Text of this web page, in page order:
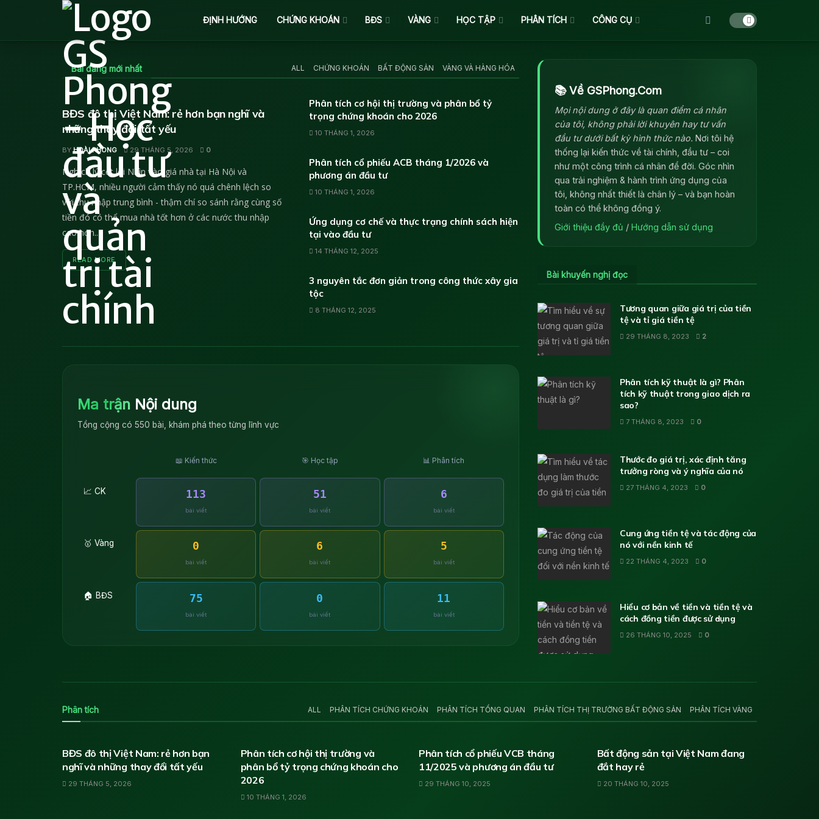
ĐỊNH HƯỚNG CHỨNG KHOÁN BĐS VÀNG HỌC TẬP PHÂN TÍCH CÔNG CỤ
Bài đăng mới nhất ALL CHỨNG KHOÁN BẤT ĐỘNG SẢN VÀNG VÀ HÀNG HÓA
PHÂN TÍCH THỊ TRƯỜNG BẤT ĐỘNG SẢN
BĐS đô thị Việt Nam: rẻ hơn bạn nghĩ và
những thay đổi tất yếu
BY HOÀI PHONG 29 THÁNG 5, 2026 0
Nghịch lý cốt lõi Nhìn vào giá nhà tại Hà Nội và
TP.HCM, nhiều người cảm thấy nó quá chênh lệch so
với thu nhập trung bình - thậm chí so sánh rằng cùng số
tiền đó có thể mua nhà tốt hơn ở các nước thu nhập
cao hơn...
READ MORE DETAILS
Phân tích cơ hội thị trường và phân bổ tỷ
trọng chứng khoán cho 2026
10 THÁNG 1, 2026
Phân tích cổ phiếu ACB tháng 1/2026 và
phương án đầu tư
10 THÁNG 1, 2026
Ứng dụng cơ chế và thực trạng chính sách hiện
tại vào đầu tư
14 THÁNG 12, 2025
3 nguyên tắc đơn giản trong công thức xây gia
tộc
8 THÁNG 12, 2025
Ma trận Nội dung
Tổng cộng có 550 bài, khám phá theo từng lĩnh vực
📖 Kiến thức 🎯 Học tập 📊 Phân tích
📈 CK 113
bài viết
51
bài viết
6
bài viết
🥇 Vàng 0
bài viết
6
bài viết
5
bài viết
🏠 BĐS 75
bài viết
0
bài viết
11
bài viết
📚 Về GSPhong.Com
Mọi nội dung ở đây là quan điểm cá nhân
của tôi, không phải lời khuyên hay tư vấn
đầu tư dưới bất kỳ hình thức nào. Nơi tôi hệ
thống lại kiến thức về tài chính, đầu tư – coi
như một công trình cá nhân để đời. Góc nhìn
qua trải nghiệm & hành trình ứng dụng của
tôi, không nhất thiết là chân lý – và bạn hoàn
toàn có thể không đồng ý.
Giới thiệu đầy đủ / Hướng dẫn sử dụng
Bài khuyến nghị đọc
Tương quan giữa giá trị của tiền
tệ và tỉ giá tiền tệ
29 THÁNG 8, 2023 2
Phân tích kỹ thuật là gì? Phân
tích kỹ thuật trong giao dịch ra
sao?
7 THÁNG 8, 2023 0
Thước đo giá trị, xác định tăng
trưởng ròng và ý nghĩa của nó
27 THÁNG 4, 2023 0
Cung ứng tiền tệ và tác động của
nó với nền kinh tế
22 THÁNG 4, 2023 0
Hiểu cơ bản về tiền và tiền tệ và
cách đồng tiền được sử dụng
26 THÁNG 10, 2025 0
Phân tích ALL PHÂN TÍCH CHỨNG KHOÁN PHÂN TÍCH TỔNG QUAN PHÂN TÍCH THỊ TRƯỜNG BẤT ĐỘNG SẢN PHÂN TÍCH VÀNG
BĐS đô thị Việt Nam: rẻ hơn bạn
nghĩ và những thay đổi tất yếu
29 THÁNG 5, 2026
Phân tích cơ hội thị trường và
phân bổ tỷ trọng chứng khoán cho
2026
10 THÁNG 1, 2026
Phân tích cổ phiếu VCB tháng
11/2025 và phương án đầu tư
29 THÁNG 10, 2025
Bất động sản tại Việt Nam đang
đắt hay rẻ
20 THÁNG 10, 2025